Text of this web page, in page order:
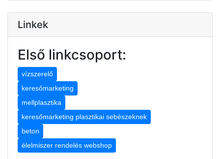
Linkek
Első linkcsoport:
vízszerelő
keresőmarketing
mellplasztika
keresőmarketing plasztikai sebészeknek
beton
élelmiszer rendelés webshop